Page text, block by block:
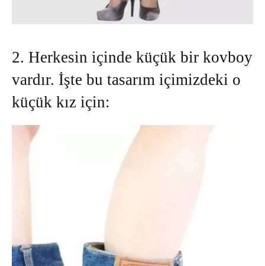
2. Herkesin içinde küçük bir kovboy
vardır. İşte bu tasarım içimizdeki o
küçük kız için: